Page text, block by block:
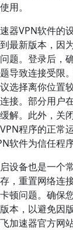
用。
器VPN软件的
最新版本，因
题。登录后，
导致连接受限
选择离你位置
接。部分用户
解。此外，关
程序的正常
软件为信任程
设备也是一个
，重置网络连
顿问题。确保
本，以避免因
加速器官方网